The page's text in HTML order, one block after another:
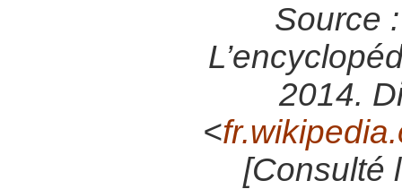
Source
2014.
<
[Consulté